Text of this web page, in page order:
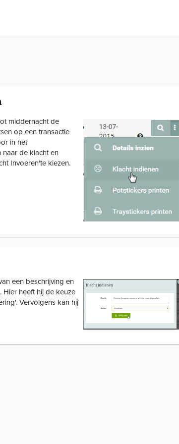
middernacht de
op een transactie
in het
naar de klacht en
Invoeren'te kiezen.
een beschrijving en
Hier heeft hij de keuze
Vervolgens kan hij